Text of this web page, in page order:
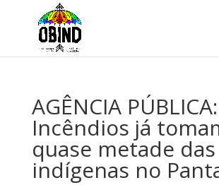
AGÊNCIA PÚBLICA:
Incêndios já
quase metade
indígenas no